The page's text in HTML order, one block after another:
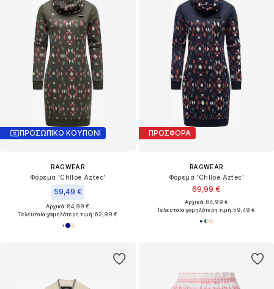
ΠΡΟΣΩΠΙΚΟ ΚΟΥΠΟΝΙ
RAGWEAR
Φόρεμα 'Chlloe Aztec'
59,49 €
Αρχικά: 84,99 €
Τελευταία χαμηλότερη τιμή:62,99 €
ΠΡΟΣΦΟΡΑ
RAGWEAR
Φόρεμα 'Chlloe Aztec'
69,99 €
Αρχικά: 84,99 €
Τελευταία χαμηλότερη τιμή:59,49 €